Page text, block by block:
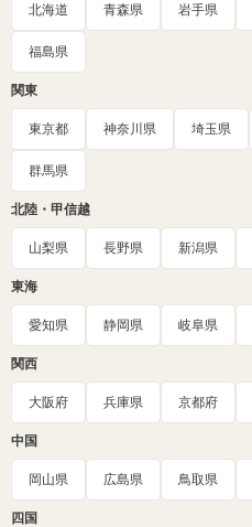
北海道 青森県 岩手県
福島県
関東
東京都 神奈川県 埼玉県
群馬県
北陸・甲信越
山梨県 長野県 新潟県
東海
愛知県 静岡県 岐阜県
関西
大阪府 兵庫県 京都府
中国
岡山県 広島県 鳥取県
四国